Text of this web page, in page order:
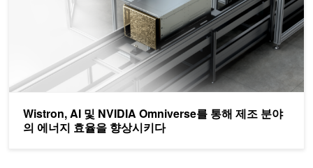
Wistron, AI 및 NVIDIA Omniverse를 통해 제조 분야
의 에너지 효율을 향상시키다